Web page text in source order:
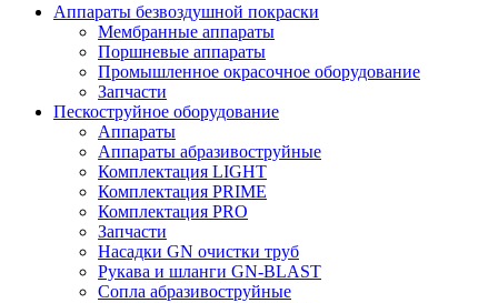
Аппараты безвоздушной покраски
Мембранные аппараты
Поршневые аппараты
Промышленное окрасочное оборудование
Запчасти
Пескоструйное оборудование
Аппараты
Аппараты абразивоструйные
Комплектация LIGHT
Комплектация PRIME
Комплектация PRO
Запчасти
Насадки GN очистки труб
Рукава и шланги GN-BLAST
Сопла абразивоструйные